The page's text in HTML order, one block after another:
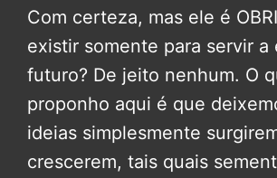
Com certeza, mas ele é
existir somente para servir a
futuro? De jeito nenhum. O
proponho aqui é que
ideias simplesmente
crescerem, tais quais